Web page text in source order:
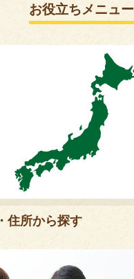
お役立ちメニュー
住所から探す